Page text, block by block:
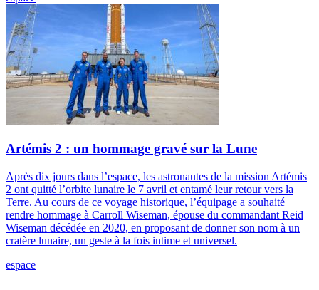
Artémis 2 : un hommage gravé sur la Lune
Après dix jours dans l’espace, les astronautes de la mission Artémis
2 ont quitté l’orbite lunaire le 7 avril et entamé leur retour vers la
Terre. Au cours de ce voyage historique, l’équipage a souhaité
rendre hommage à Carroll Wiseman, épouse du commandant Reid
Wiseman décédée en 2020, en proposant de donner son nom à un
cratère lunaire, un geste à la fois intime et universel.
espace